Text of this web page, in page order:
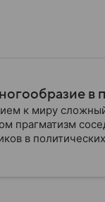
в
к миру
прагматизм
в